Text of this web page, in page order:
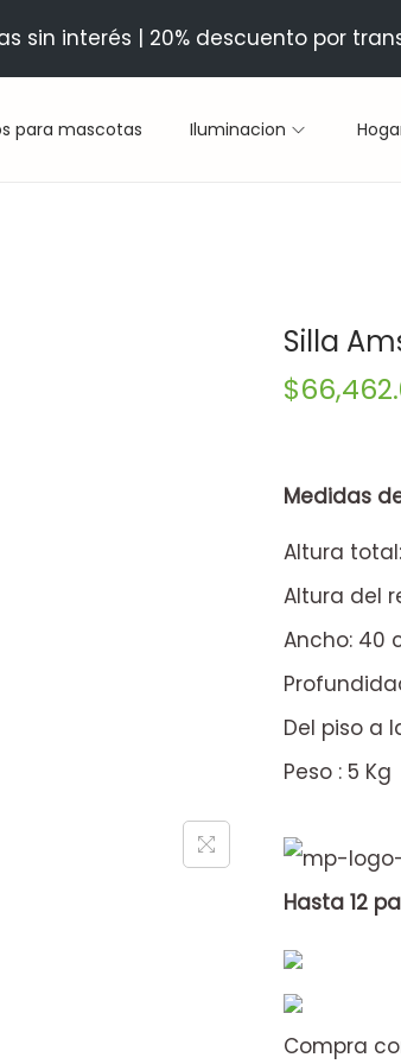
sin interés | 20% descuento por
para mascotas Iluminacion
Silla
$
Medidas
Altura
Altura del
Ancho: 40
Del piso a
Peso : 5 Kg
Hasta 12
Compra